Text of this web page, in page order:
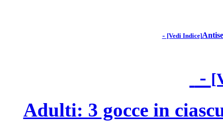
- [Vedi Indice]
-
Adulti: 3 gocce in